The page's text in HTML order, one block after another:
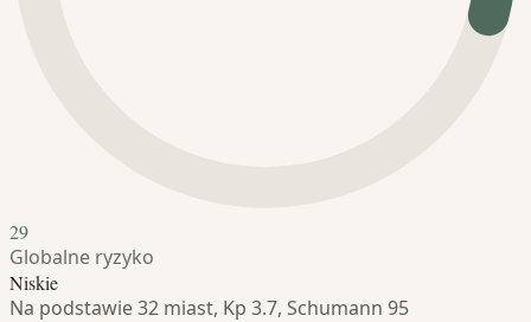
29
Globalne ryzyko
Niskie
Na podstawie 32 miast, Kp 3.7, Schumann 95